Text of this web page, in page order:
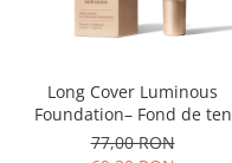
Long Cover Luminous
Foundation– Fond de ten
luminos
77,00 RON